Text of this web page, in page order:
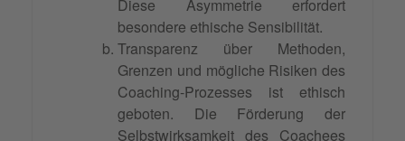
Diese Asymmetrie erfordert
besondere ethische Sensibilität.
Transparenz über Methoden,
Grenzen und mögliche Risiken des
Coaching-Prozesses ist ethisch
geboten. Die Förderung der
Selbstwirksamkeit des Coachees